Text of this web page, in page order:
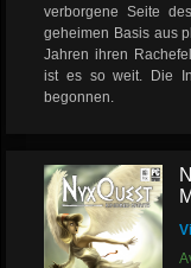
verborgene Seite
geheimen Basis aus
Jahren ihren
ist es so weit. Die
begonnen.